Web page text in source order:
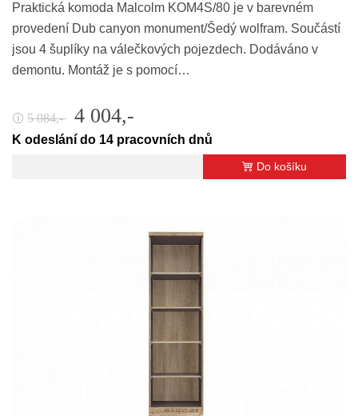
Praktická komoda Malcolm KOM4S/80 je v barevném
provedení Dub canyon monument/Šedý wolfram. Součástí
jsou 4 šuplíky na válečkových pojezdech. Dodáváno v
demontu. Montáž je s pomocí…
🛈 5 084,- 4 004,-
K odeslání do 14 pracovních dnů
Do košíku